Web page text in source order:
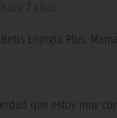
hace 7 años
Energía Plus,
que estoy muy